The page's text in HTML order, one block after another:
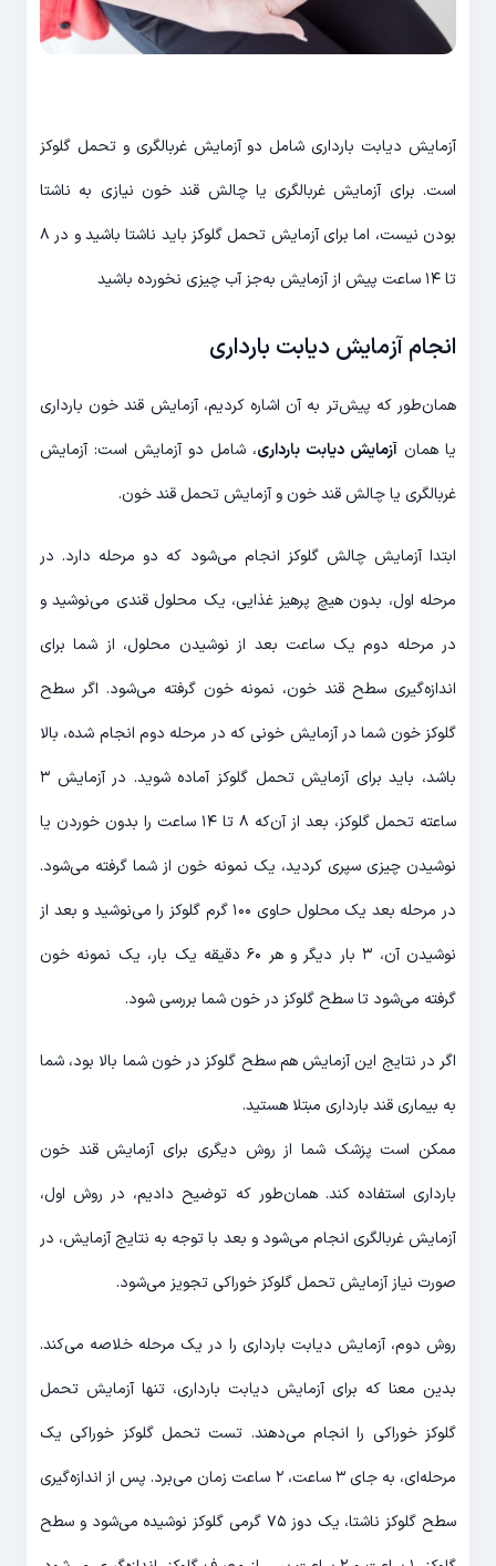
آزمایش دیابت بارداری شامل دو آزمایش غربالگری و تحمل گلوکز
است. برای آزمایش غربالگری یا چالش قند خون نیازی به ناشتا
بودن نیست، اما برای آزمایش تحمل گلوکز باید ناشتا باشید و در ۸
تا ۱۴ ساعت پیش از آزمایش به‌جز آب چیزی نخورده باشید
انجام آزمایش دیابت بارداری
همان‌طور که پیش‌تر به آن اشاره کردیم، آزمایش قند خون بارداری
یا همان آزمایش دیابت بارداری، شامل دو آزمایش است: آزمایش
غربالگری یا چالش قند خون و آزمایش تحمل قند خون.
ابتدا آزمایش چالش گلوکز انجام می‌شود که دو مرحله دارد. در
مرحله اول، بدون هیچ پرهیز غذایی، یک محلول قندی می‌نوشید و
در مرحله دوم یک ساعت بعد از نوشیدن محلول، از شما برای
اندازه‌گیری سطح قند خون، نمونه خون گرفته می‌شود. اگر سطح
گلوکز خون شما در آزمایش خونی که در مرحله دوم انجام شده، بالا
باشد، باید برای آزمایش تحمل گلوکز آماده شوید. در آزمایش ۳
ساعته تحمل گلوکز، بعد از آن‌که ۸ تا ۱۴ ساعت را بدون خوردن یا
نوشیدن چیزی سپری کردید، یک نمونه خون از شما گرفته می‌شود.
در مرحله بعد یک محلول حاوی ۱۰۰ گرم گلوکز را می‌نوشید و بعد از
نوشیدن آن، ۳ بار دیگر و هر ۶۰ دقیقه یک بار، یک نمونه خون
گرفته می‌شود تا سطح گلوکز در خون شما بررسی شود.
اگر در نتایج این آزمایش هم سطح گلوکز در خون شما بالا بود، شما
به بیماری قند بارداری مبتلا هستید.
ممکن است پزشک شما از روش دیگری برای آزمایش قند خون
بارداری استفاده کند. همان‌طور که توضیح دادیم، در روش اول،
آزمایش غربالگری انجام می‌شود و بعد با توجه به نتایج آزمایش، در
صورت نیاز آزمایش تحمل گلوکز خوراکی تجویز می‌شود.
روش دوم، آزمایش دیابت بارداری را در یک مرحله خلاصه می‌کند.
بدین معنا که برای آزمایش دیابت بارداری، تنها آزمایش تحمل
گلوکز خوراکی را انجام می‌دهند. تست تحمل گلوکز خوراکی یک
مرحله‌ای، به جای ۳ ساعت، ۲ ساعت زمان می‌برد. پس از اندازه‌گیری
سطح گلوکز ناشتا، یک دوز ۷۵ گرمی گلوکز نوشیده می‌شود و سطح